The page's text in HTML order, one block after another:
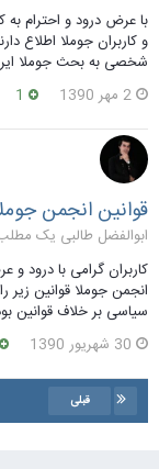
با عرض درود و احترام به
و کاربران جوملا اطلاع
شخصی به بحث جوملا
2 مهر 1390
قوانین انجمن
ابوالفضل طالبی یک
کاربران گرامی با درود
انجمن جوملا قوانین زیر
سیاسی بر خلاف قوانین
30 شهریور 1390
قبلی